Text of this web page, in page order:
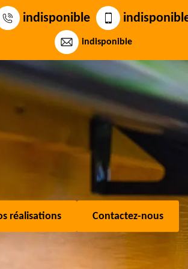
indisponible
indisponible
réalisations Contactez-nous